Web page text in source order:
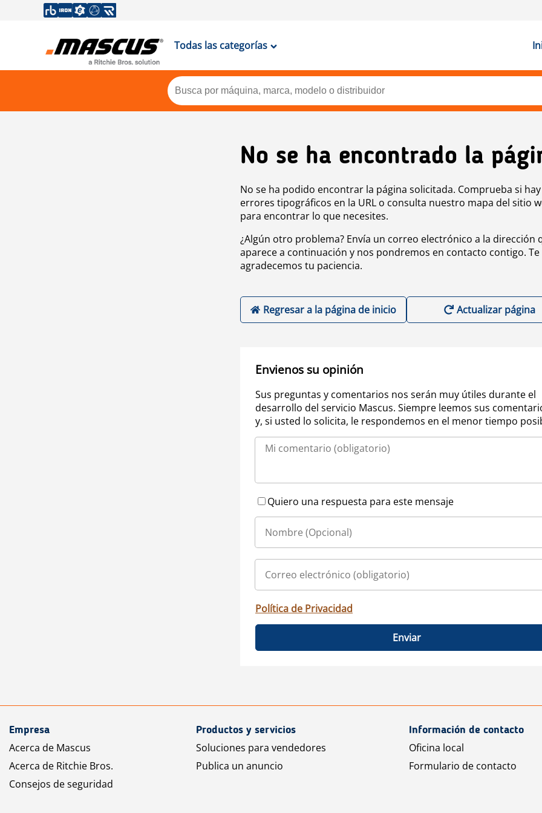
Todas las categorías
No se ha encontrado la
No se ha podido encontrar la página solicitada. Comprueba si hay
errores tipográficos en la URL o consulta nuestro mapa del sitio
para encontrar lo que necesites.
¿Algún otro problema? Envía un correo electrónico a la dirección
aparece a continuación y nos pondremos en contacto contigo. Te
agradecemos tu paciencia.
Regresar a la página de inicio Actualizar página
Envienos su opinión
Sus preguntas y comentarios nos serán muy útiles durante el
desarrollo del servicio Mascus. Siempre leemos sus
y, si usted lo solicita, le respondemos en el menor tiempo
Quiero una respuesta para este mensaje
Política de Privacidad
Enviar
Empresa
Acerca de Mascus
Acerca de Ritchie Bros.
Consejos de seguridad
Productos y servicios
Soluciones para vendedores
Publica un anuncio
Información de contacto
Oficina local
Formulario de contacto